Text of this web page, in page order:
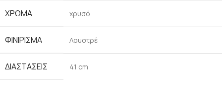
ΧΡΏΜΑ χρυσό
ΦΙΝΊΡΙΣΜΑ Λουστρέ
ΔΙΑΣΤΆΣΕΙΣ 41 cm